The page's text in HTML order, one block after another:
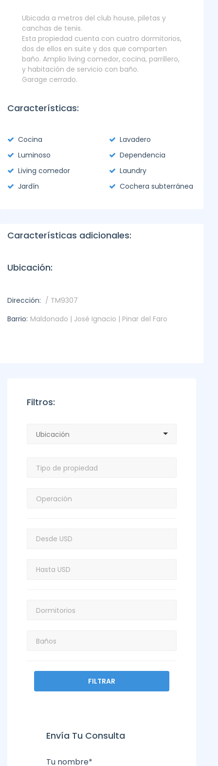
Ubicada a metros del club house, piletas y
canchas de tenis.
Esta propiedad cuenta con cuatro dormitorios,
dos de ellos en suite y dos que comparten
baño. Amplio living comedor, cocina, parrillero,
y habitación de servicio con baño.
Garage cerrado.
Características:
Cocina
Lavadero
Luminoso
Dependencia
Living comedor
Laundry
Jardín
Cochera subterránea
Características adicionales:
Ubicación:
Dirección: / TM9307
Barrio: Maldonado | José Ignacio | Pinar del Faro
Filtros:
FILTRAR
Envía Tu Consulta
Tu nombre*